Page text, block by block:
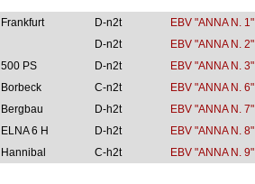
Frankfurt D-n2t
EBV "ANNA N. 1"
D-n2t
EBV "ANNA N. 2"
500 PS D-n2t
EBV "ANNA N. 3"
Borbeck C-n2t
EBV "ANNA N. 6"
Bergbau D-h2t
EBV "ANNA N. 7"
ELNA 6 H D-h2t
EBV "ANNA N. 8"
Hannibal C-h2t EBV "ANNA N. 9"